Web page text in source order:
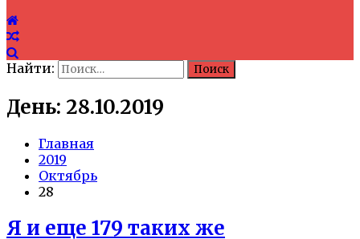
Найти:
День: 28.10.2019
Главная
2019
Октябрь
28
Я и еще 179 таких же